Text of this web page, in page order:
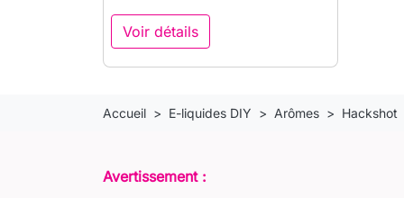
Voir détails
Accueil E-liquides DIY Arômes Hackshot
Avertissement :